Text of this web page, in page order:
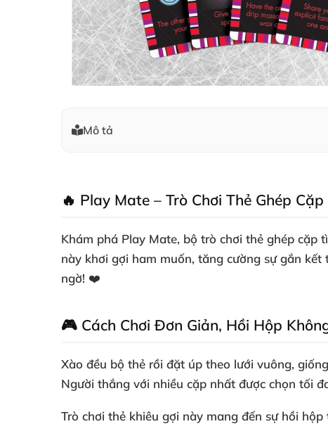
Mô tả
🔥 Play Mate – Trò Chơi Thẻ Ghép
Khám phá Play Mate, bộ trò chơi thẻ ghép cặp
này khơi gợi ham muốn, tăng cường sự gắn
ngờ! ❤️
🎮 Cách Chơi Đơn Giản, Hồi Hộp
Xào đều bộ thẻ rồi đặt úp theo lưới vuông,
Người thắng với nhiều cặp nhất được chọn tối
Trò chơi thẻ khiêu gợi này mang đến sự hồi